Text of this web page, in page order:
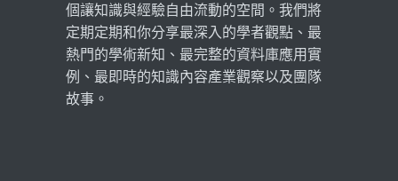
黃龍冠：老年生活，不應是
被管理的人生！
看見臺灣 2026 年 3 月 18 日
個讓知識與經驗自由流動的空間。我們將
定期定期和你分享最深入的學者觀點、最
熱門的學術新知、最完整的資料庫應用實
例、最即時的知識內容產業觀察以及團隊
故事。